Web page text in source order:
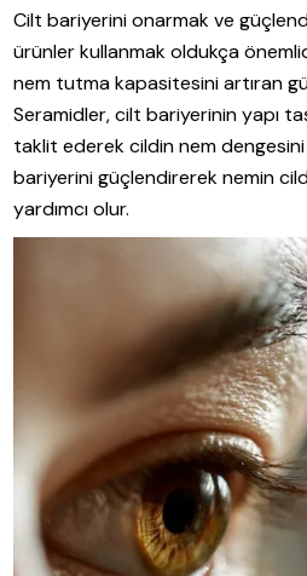
Cilt bariyerini onarmak ve
ürünler kullanmak oldukça
nem tutma kapasitesini artıran
Seramidler, cilt bariyerinin yapı
taklit ederek cildin nem
bariyerini güçlendirerek nemin
yardımcı olur.